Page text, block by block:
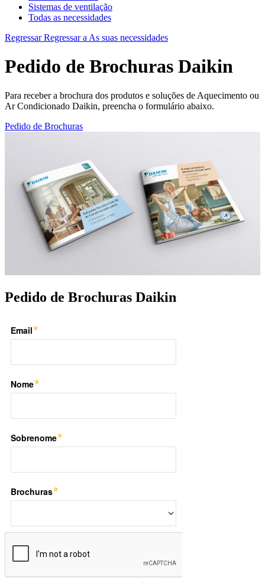
Sistemas de ventilação
Todas as necessidades
Regressar Regressar a As suas necessidades
Pedido de Brochuras Daikin
Para receber a brochura dos produtos e soluções de Aquecimento ou
Ar Condicionado Daikin, preencha o formulário abaixo.
Pedido de Brochuras
Pedido de Brochuras Daikin